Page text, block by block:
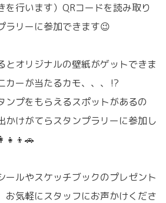
を行います）QRコードを読み取り
ラリーに参加できます😉
とオリジナルの壁紙がゲットできま
カーが当たるカモ、、、⁉️
ンプをもらえるスポットがあるの
かけがてらスタンプラリーに参加し
ールやスケッチブックのプレゼント
お気軽にスタッフにお声かけくださ